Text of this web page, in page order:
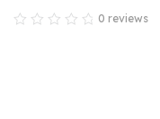
0 reviews